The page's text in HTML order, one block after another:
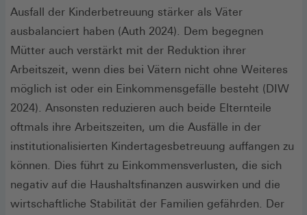
Ausfall der Kinderbetreuung stärker als Väter
ausbalanciert haben (Auth 2024). Dem begegnen
Mütter auch verstärkt mit der Reduktion ihrer
Arbeitszeit, wenn dies bei Vätern nicht ohne Weiteres
möglich ist oder ein Einkommensgefälle besteht (DIW
2024). Ansonsten reduzieren auch beide Elternteile
oftmals ihre Arbeitszeiten, um die Ausfälle in der
institutionalisierten Kindertagesbetreuung auffangen zu
können. Dies führt zu Einkommensverlusten, die sich
negativ auf die Haushaltsfinanzen auswirken und die
wirtschaftliche Stabilität der Familien gefährden. Der